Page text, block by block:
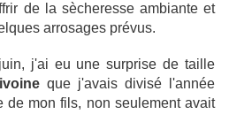
de la sècheresse ambiante et
arrosages prévus.
j'ai eu une surprise de taille
que j'avais divisé l'année
de mon fils, non seulement avait